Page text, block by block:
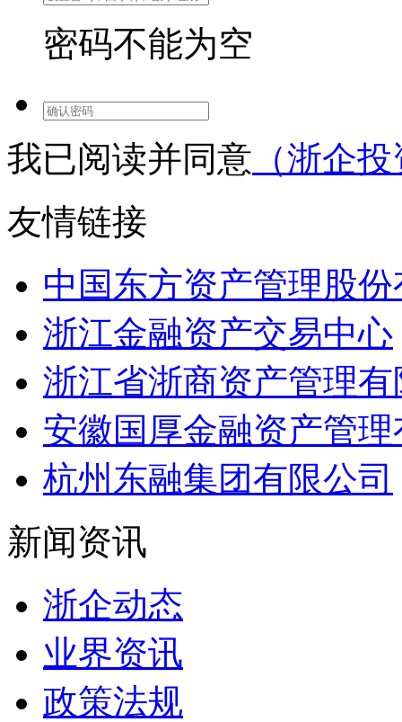
密码不能为空
我已阅读并同意 （浙企
友情链接
中国东方资产管理股
浙江金融资产交易中心
浙江省浙商资产管理
安徽国厚金融资产管
杭州东融集团有限公司
新闻资讯
浙企动态
业界资讯
政策法规